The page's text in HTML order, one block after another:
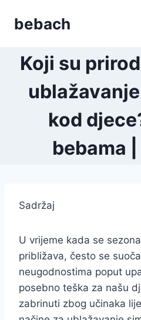
bebach
Koji su
kod
bebama
Sadržaj
U vrijeme kada se
približava, često se
neugodnostima poput
posebno teška za našu
zabrinuti zbog učinaka